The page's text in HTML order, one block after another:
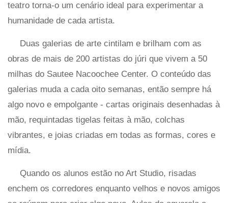
teatro torna-o um cenário ideal para experimentar a
humanidade de cada artista.
Duas galerias de arte cintilam e brilham com as
obras de mais de 200 artistas do júri que vivem a 50
milhas do Sautee Nacoochee Center. O conteúdo das
galerias muda a cada oito semanas, então sempre há
algo novo e empolgante - cartas originais desenhadas à
mão, requintadas tigelas feitas à mão, colchas
vibrantes, e joias criadas em todas as formas, cores e
mídia.
Quando os alunos estão no Art Studio, risadas
enchem os corredores enquanto velhos e novos amigos